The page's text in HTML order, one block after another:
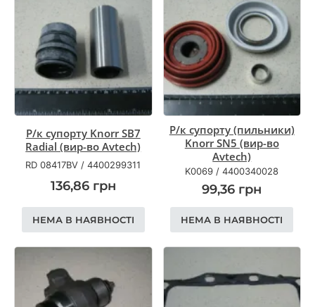
Р/к супорту Knorr SB7
Radial (вир-во Avtech)
RD 08417BV /4400299311
136,86 грн
НЕМА В НАЯВНОСТІ
Р/к супорту (пильники)
Knorr SN5 (вир-во
Avtech)
K0069 /4400340028
99,36 грн
НЕМА В НАЯВНОСТІ